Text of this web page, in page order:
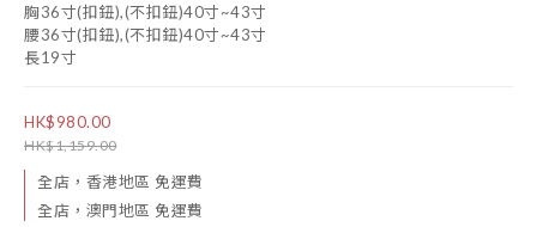
胸36寸(扣鈕),(不扣鈕)40寸~43寸
腰36寸(扣鈕),(不扣鈕)40寸~43寸
長19寸
HK$980.00
HK$1,159.00
全店，香港地區 免運費
全店，澳門地區 免運費